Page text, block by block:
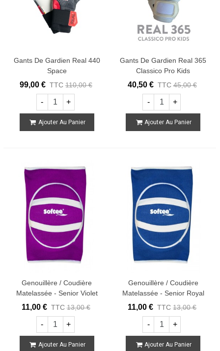
Gants De Gardien Real 440
Space
99,00 € TTC 110,00 €
- +
Ajouter Au Panier
Gants De Gardien Real 365
Classico Pro Kids
40,50 € TTC 45,00 €
- +
Ajouter Au Panier
Genouillère / Coudière
Matelassée - Senior Violet
11,00 € TTC 13,00 €
- +
Ajouter Au Panier
Genouillère / Coudière
Matelassée - Senior Royal
11,00 € TTC 13,00 €
- +
Ajouter Au Panier